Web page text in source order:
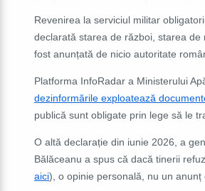
Revenirea la serviciul militar
declarată starea de război, starea
fost anunțată de nicio autoritate
Platforma InfoRadar a Ministerului
dezinformările exploatează
publică sunt obligate prin lege să le
O altă declarație din iunie 2026, a
Bălăceanu a spus că dacă tinerii
aici), o opinie personală, nu un anunț